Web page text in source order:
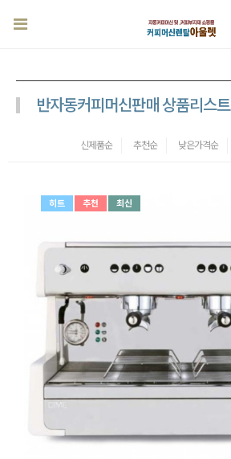
반자동커피머신판매 상품리스트
신제품순 추천순 낮은가격순
히트 추천 최신